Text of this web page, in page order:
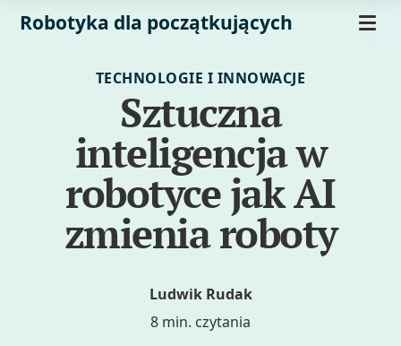
Robotyka dla początkujących
TECHNOLOGIE I INNOWACJE
Sztuczna
inteligencja w
robotyce jak AI
zmienia roboty
Ludwik Rudak
8 min. czytania